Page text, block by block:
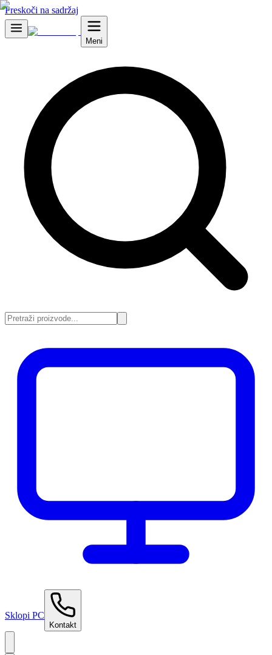
Preskoči na sadržaj
Meni
Sklopi PC
Kontakt